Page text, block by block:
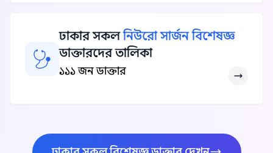
ঢাকার সকলনিউরো সার্জন বিশেষজ্ঞ
ডাক্তারদের তালিকা
১১১ জন ডাক্তার